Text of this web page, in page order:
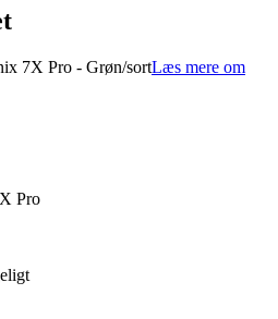
7X Pro - Grøn/sortLæs mere om
Pro